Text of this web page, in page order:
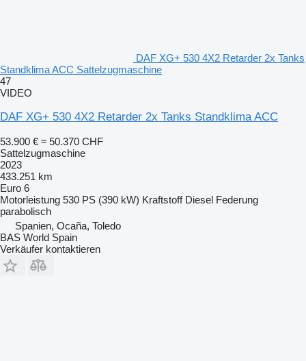
DAF XG+ 530 4X2 Retarder 2x Tanks
Standklima ACC Sattelzugmaschine
47
VIDEO
DAF XG+ 530 4X2 Retarder 2x Tanks Standklima ACC
53.900 € ≈ 50.370 CHF
Sattelzugmaschine
2023
433.251 km
Euro 6
Motorleistung 530 PS (390 kW) Kraftstoff Diesel Federung
parabolisch
Spanien, Ocaña, Toledo
BAS World Spain
Verkäufer kontaktieren